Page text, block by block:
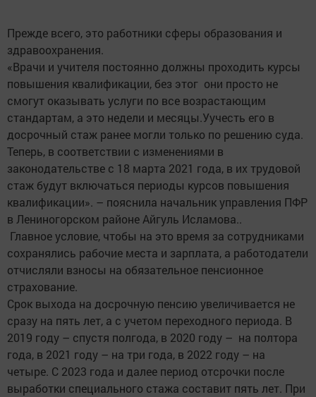
Прежде всего, это работники сферы образования и
здравоохранения.
«Врачи и учителя постоянно должны проходить курсы
повышения квалификации, без этог они просто не
смогут оказывать услуги по все возрастающим
стандартам, а это недели и месяцы.Уучесть его в
досрочный стаж ранее могли только по решению суда.
Теперь, в соответствии с изменениями в
законодательстве с 18 марта 2021 года, в их трудовой
стаж будут включаться периоды курсов повышения
квалификации». – пояснила начальник управления ПФР
в Лениногорском районе Айгуль Исламова..
Главное условие, чтобы на это время за сотрудниками
сохранялись рабочие места и зарплата, а работодатели
отчисляли взносы на обязательное пенсионное
страхование.
Срок выхода на досрочную пенсию увеличивается не
сразу на пять лет, а с учетом переходного периода. В
2019 году – спустя полгода, в 2020 году – на полтора
года, в 2021 году – на три года, в 2022 году – на
четыре. С 2023 года и далее период отсрочки после
выработки специального стажа составит пять лет. При